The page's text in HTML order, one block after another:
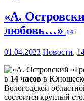
«А.
любовь…» 14+
01.04.2023 Новости,
в 14 часов в
Вологодской
состоится круглый